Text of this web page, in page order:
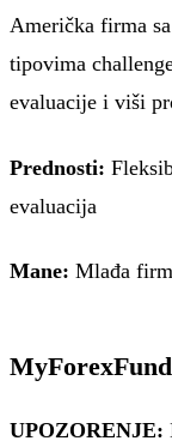
Američka firma
tipovima
evaluacije i viši
Prednosti:
evaluacija
Mane: Mlađa
UPOZORENJE: